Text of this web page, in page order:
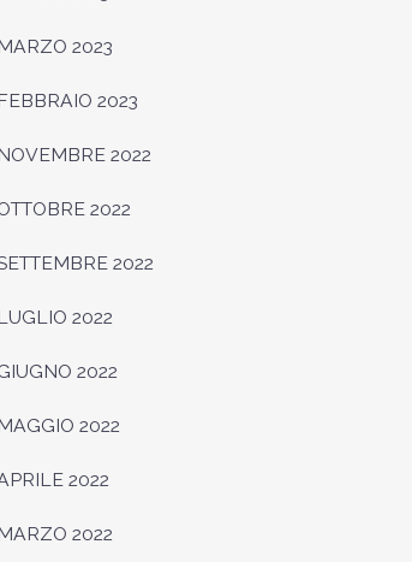
2023
2023
2022
2022
2022
2022
2022
2022
2022
2022